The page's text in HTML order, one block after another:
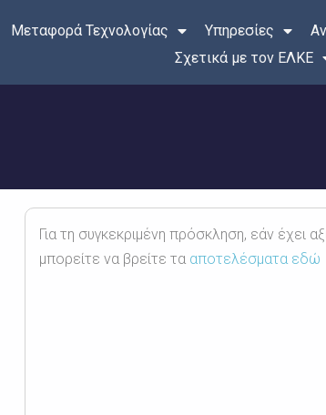
Μεταφορά Τεχνολογίας Υπηρεσίες
Σχετικά με τον ΕΛΚΕ
Για τη συγκεκριμένη πρόσκληση, εάν έχει
μπορείτε να βρείτε τα αποτελέσματα εδώ